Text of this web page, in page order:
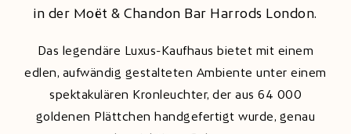
in der Moët & Chandon Bar Harrods London.
Das legendäre Luxus-Kaufhaus bietet mit einem
edlen, aufwändig gestalteten Ambiente unter einem
spektakulären Kronleuchter, der aus 64 000
goldenen Plättchen handgefertigt wurde, genau